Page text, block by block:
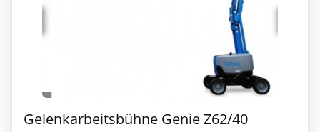
Gelenkarbeitsbühne Genie Z62/40